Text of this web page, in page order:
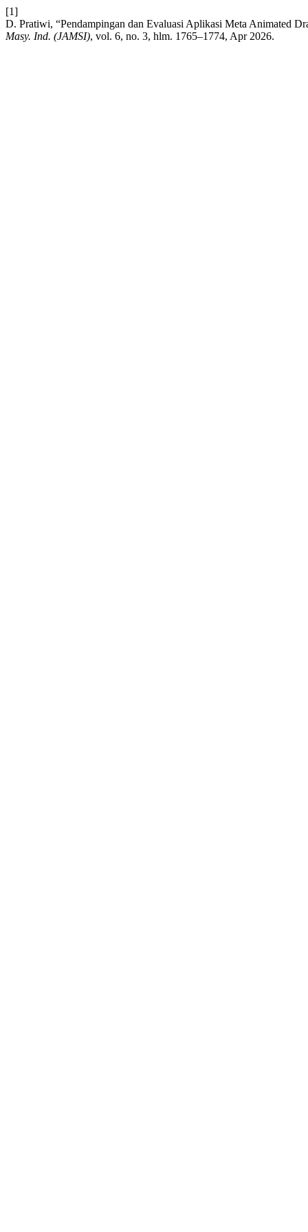
[1]
D. Pratiwi, “Pendampingan dan Evaluasi Aplikasi Meta Animated
Masy. Ind. (JAMSI), vol. 6, no. 3, hlm. 1765–1774, Apr 2026.